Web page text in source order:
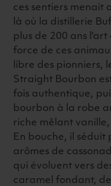
ces sentiers menait
là où la distillerie
plus de 200 ans
force de ces
libre des pionniers,
Straight Bourbon
fois authentique,
bourbon à la robe
riche mêlant
En bouche, il
arômes de
qui évoluent vers
caramel fondant,